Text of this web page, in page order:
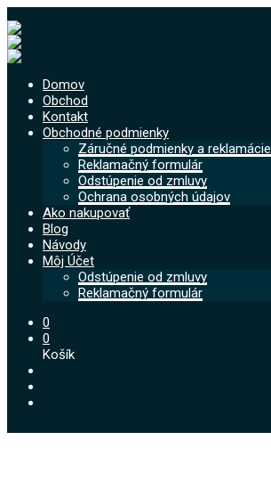
Domov
Obchod
Kontakt
Obchodné podmienky
Záručné podmienky a reklamácie
Reklamačný formulár
Odstúpenie od zmluvy
Ochrana osobných údajov
Ako nakupovať
Blog
Návody
Môj Účet
Odstúpenie od zmluvy
Reklamačný formulár
0
0
Košík